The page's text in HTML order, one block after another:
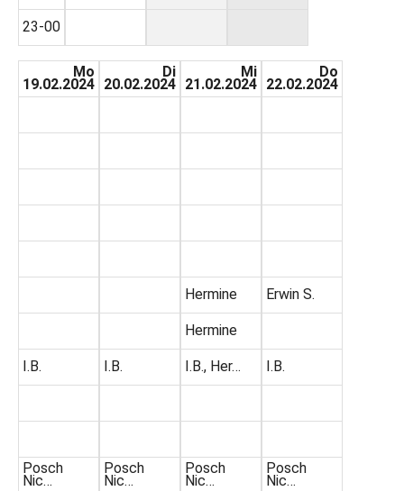
23-00
Mo
19.02.2024
I.B.
Posch
Nic…
Di
20.02.2024
I.B.
Posch
Nic…
Mi
21.02.2024
Hermine
Hermine
I.B., Her…
Posch
Nic…
Do
22.02.2024
Erwin S.
I.B.
Posch
Nic…